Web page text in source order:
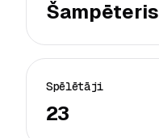
Šampēteris
Spēlētāji
23